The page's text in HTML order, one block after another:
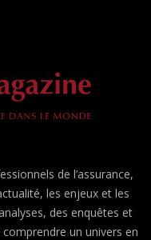
de l’assurance,
les enjeux et les
des enquêtes et
un univers en